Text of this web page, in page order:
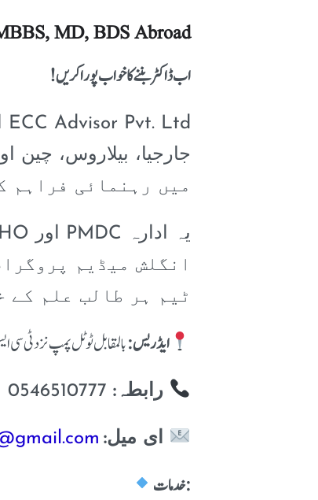
MD, BDS Abroad
اب ڈاکٹر بننے کا خواب پورا کریں!
میں رہنمائی فراہم
ٹیم ہر طالب علم کے
ایڈریس:بالمقابل ٹوٹل پمپ نزدٹی سی
رابطہ:
ای میل:
خدمات: